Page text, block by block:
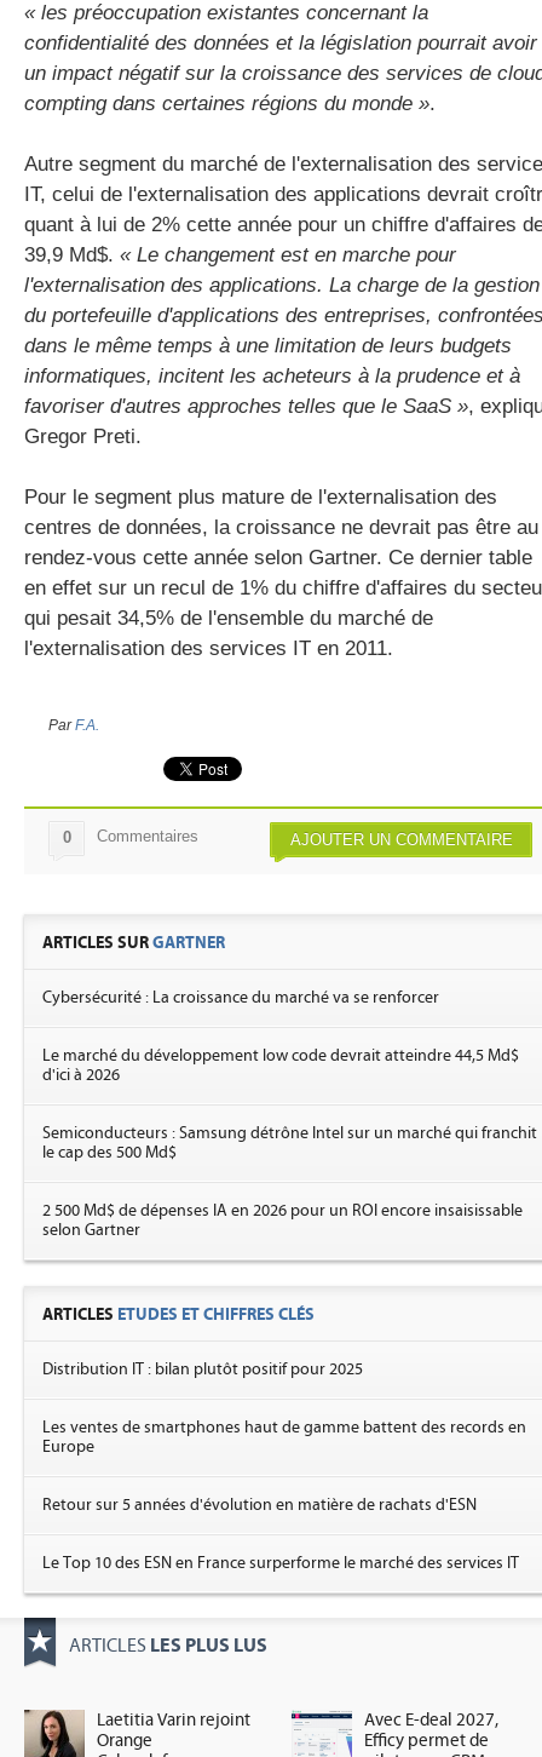
« les préoccupation existantes concernant la
confidentialité des données et la législation pourrait avoir
un impact négatif sur la croissance des services de
compting dans certaines régions du monde ».
Autre segment du marché de l'externalisation des
IT, celui de l'externalisation des applications devrait
quant à lui de 2% cette année pour un chiffre d'affaires
39,9 Md$. « Le changement est en marche pour
l'externalisation des applications. La charge de la gestion
du portefeuille d'applications des entreprises,
dans le même temps à une limitation de leurs budgets
informatiques, incitent les acheteurs à la prudence et à
favoriser d'autres approches telles que le SaaS »,
Gregor Preti.
Pour le segment plus mature de l'externalisation des
centres de données, la croissance ne devrait pas être au
rendez-vous cette année selon Gartner. Ce dernier table
en effet sur un recul de 1% du chiffre d'affaires du
qui pesait 34,5% de l'ensemble du marché de
l'externalisation des services IT en 2011.
ParF.A.
AJOUTER UN COMMENTAIRE
0 Commentaires
ARTICLES SURGARTNER
Cybersécurité : La croissance du marché va se renforcer
Le marché du développement low code devrait atteindre 44,5 Md$
d'ici à 2026
Semiconducteurs : Samsung détrône Intel sur un marché qui franchit
le cap des 500 Md$
2 500 Md$ de dépenses IA en 2026 pour un ROI encore insaisissable
selon Gartner
ARTICLES ETUDES ET CHIFFRES CLÉS
Distribution IT : bilan plutôt positif pour 2025
Les ventes de smartphones haut de gamme battent des records en
Europe
Retour sur 5 années d'évolution en matière de rachats d'ESN
Le Top 10 des ESN en France surperforme le marché des services IT
ARTICLES LES PLUS LUS
Laetitia Varin rejoint
Orange
Avec E-deal 2027,
Efficy permet de